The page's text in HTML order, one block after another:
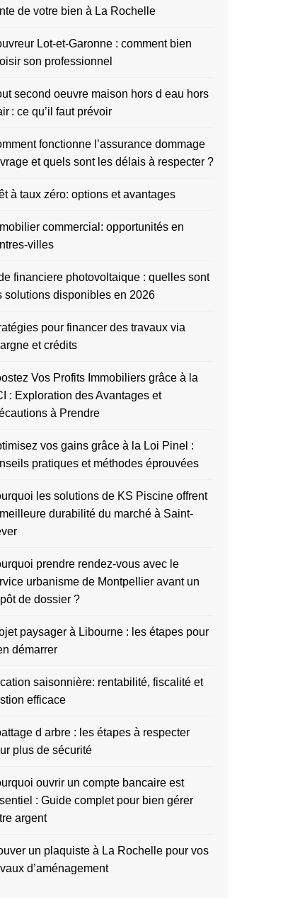
de votre bien à La Rochelle
Lot-et-Garonne : comment bien
son professionnel
second oeuvre maison hors d eau hors
: ce qu’il faut prévoir
fonctionne l’assurance dommage
et quels sont les délais à respecter ?
à taux zéro: options et avantages
commercial: opportunités en
villes
financiere photovoltaique : quelles sont
solutions disponibles en 2026
pour financer des travaux via
et crédits
Vos Profits Immobiliers grâce à la
: Exploration des Avantages et
à Prendre
vos gains grâce à la Loi Pinel :
pratiques et méthodes éprouvées
les solutions de KS Piscine offrent
durabilité du marché à Saint-
prendre rendez-vous avec le
urbanisme de Montpellier avant un
de dossier ?
paysager à Libourne : les étapes pour
démarrer
saisonnière: rentabilité, fiscalité et
efficace
d arbre : les étapes à respecter
plus de sécurité
ouvrir un compte bancaire est
: Guide complet pour bien gérer
argent
un plaquiste à La Rochelle pour vos
d’aménagement